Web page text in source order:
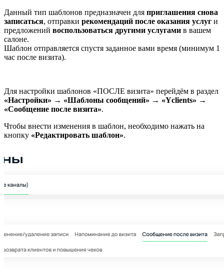
Данный тип шаблонов предназначен для приглашения снова
записаться, отправки рекомендаций после оказания услуг и
предложений воспользоваться другими услугами в вашем
салоне.
Шаблон отправляется спустя заданное вами время (минимум 1
час после визита).
Для настройки шаблонов «ПОСЛЕ визита» перейдём в раздел
«Настройки» → «Шаблоны сообщений» → «Yclients» →
«Сообщение после визита».
Чтобы внести изменения в шаблон, необходимо нажать на
кнопку «Редактировать шаблон».